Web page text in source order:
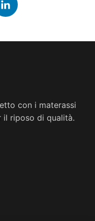
con i materassi
il riposo di qualità.